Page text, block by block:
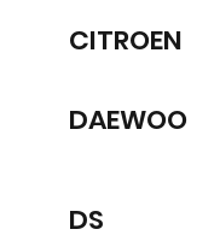
CITROEN
DAEWOO
DS